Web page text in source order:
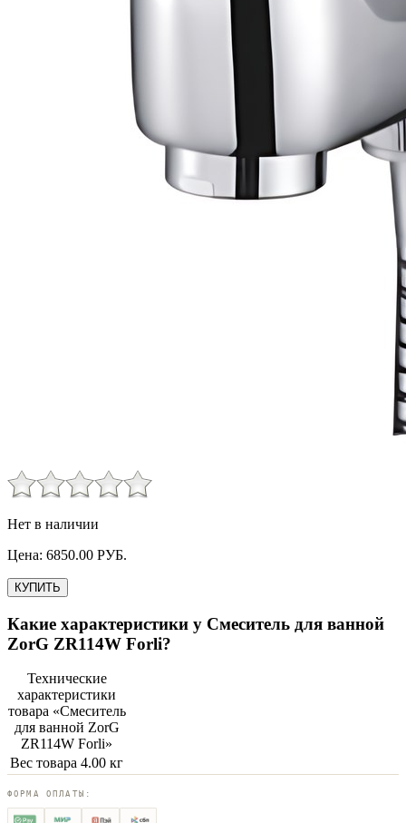
Нет в наличии
Цена: 6850.00 РУБ.
КУПИТЬ
Какие характеристики у Смеситель для ванной
ZorG ZR114W Forli?
Технические
характеристики
товара «Смеситель
для ванной ZorG
ZR114W Forli»
Вес товара 4.00 кг
ФОРМА ОПЛАТЫ: